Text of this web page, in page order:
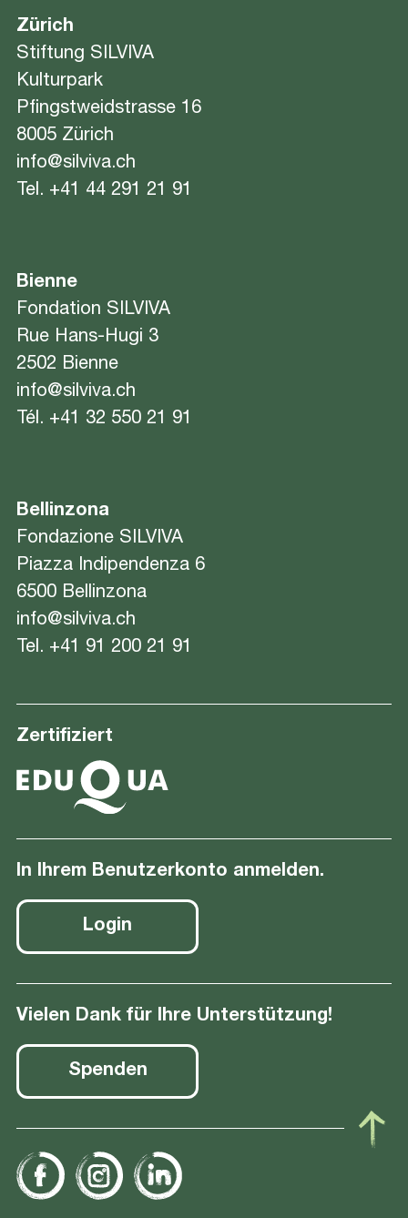
Zürich
Stiftung SILVIVA
Kulturpark
Pfingstweidstrasse 16
8005 Zürich
info@silviva.ch
Tel. +41 44 291 21 91
Bienne
Fondation SILVIVA
Rue Hans-Hugi 3
2502 Bienne
info@silviva.ch
Tél. +41 32 550 21 91
Bellinzona
Fondazione SILVIVA
Piazza Indipendenza 6
6500 Bellinzona
info@silviva.ch
Tel. +41 91 200 21 91
Zertifiziert
In Ihrem Benutzerkonto anmelden.
Login
Vielen Dank für Ihre Unterstützung!
Spenden